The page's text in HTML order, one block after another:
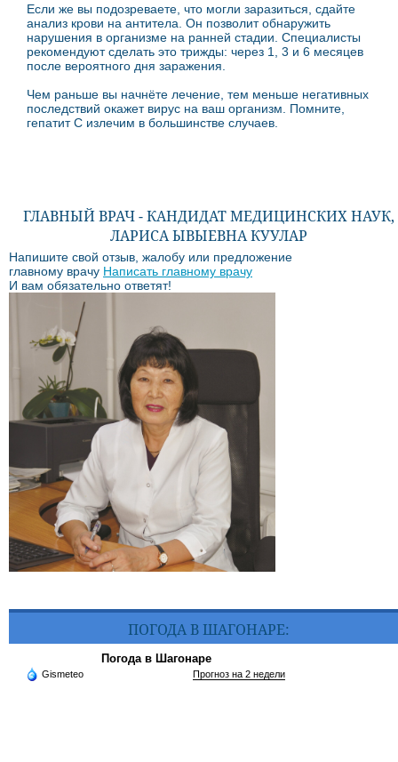
Если же вы подозреваете, что могли заразиться, сдайте
анализ крови на антитела. Он позволит обнаружить
нарушения в организме на ранней стадии. Специалисты
рекомендуют сделать это трижды: через 1, 3 и 6 месяцев
после вероятного дня заражения.
Чем раньше вы начнёте лечение, тем меньше негативных
последствий окажет вирус на ваш организм. Помните,
гепатит С излечим в большинстве случаев.
ГЛАВНЫЙ ВРАЧ - КАНДИДАТ МЕДИЦИНСКИХ НАУК,
ЛАРИСА ЫВЫЕВНА КУУЛАР
Напишите свой отзыв, жалобу или предложение
главному врачу Написать главному врачу
И вам обязательно ответят!
ПОГОДА В ШАГОНАРЕ:
Погода в Шагонаре
Gismeteo Прогноз на 2 недели